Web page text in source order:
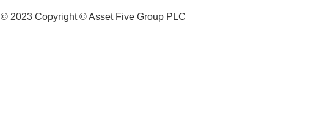
© 2023 Copyright © Asset Five Group PLC